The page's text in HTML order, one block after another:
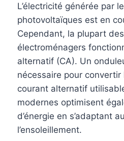
L’électricité générée par
photovoltaïques est en
Cependant, la plupart
électroménagers
alternatif (CA). Un
nécessaire pour
courant alternatif
modernes optimisent
d’énergie en s’adaptant
l’ensoleillement.